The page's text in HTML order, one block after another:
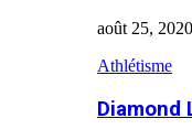
août 25, 2020
Athlétisme
Diamond